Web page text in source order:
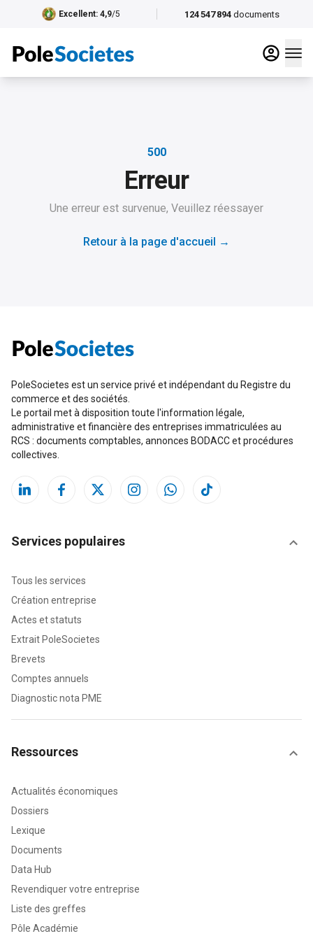
124 547 894 documents
Excellent: 4,9/5
500
Erreur
Une erreur est survenue, Veuillez réessayer
Retour à la page d'accueil →
PoleSocietes est un service privé et indépendant du Registre du
commerce et des sociétés.
Le portail met à disposition toute l'information légale,
administrative et financière des entreprises immatriculées au
RCS : documents comptables, annonces BODACC et procédures
collectives.
Services populaires
Tous les services
Création entreprise
Actes et statuts
Extrait PoleSocietes
Brevets
Comptes annuels
Diagnostic nota PME
Ressources
Actualités économiques
Dossiers
Lexique
Documents
Data Hub
Revendiquer votre entreprise
Liste des greffes
Pôle Académie